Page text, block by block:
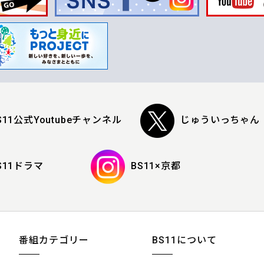
公式Youtubeチャンネル じゅういっちゃん
ドラマ BS11×京都
番組カテゴリー BS11について